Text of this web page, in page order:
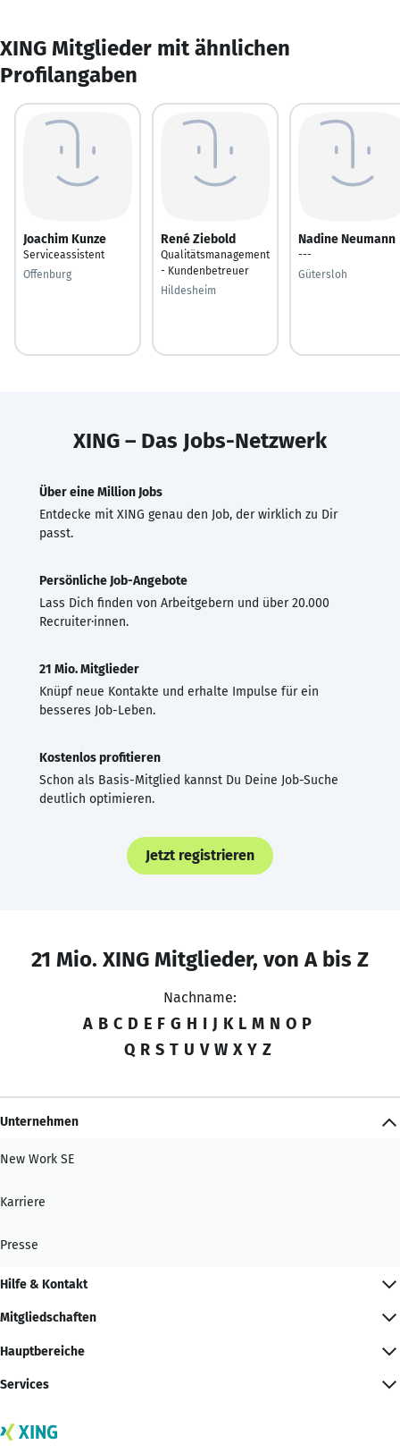
XING Mitglieder mit ähnlichen
Profilangaben
Joachim Kunze
Serviceassistent
Offenburg
René Ziebold
Qualitätsmanagement
- Kundenbetreuer
Hildesheim
Nadine Neumann
---
Gütersloh
XING – Das Jobs-Netzwerk
Über eine Million Jobs
Entdecke mit XING genau den Job, der wirklich zu Dir
passt.
Persönliche Job-Angebote
Lass Dich finden von Arbeitgebern und über 20.000
Recruiter·innen.
21 Mio. Mitglieder
Knüpf neue Kontakte und erhalte Impulse für ein
besseres Job-Leben.
Kostenlos profitieren
Schon als Basis-Mitglied kannst Du Deine Job-Suche
deutlich optimieren.
Jetzt registrieren
21 Mio. XING Mitglieder, von A bis Z
Nachname:
A B C D E F G H I J K L M N O P
Q R S T U V W X Y Z
Unternehmen
New Work SE
Karriere
Presse
Hilfe & Kontakt
Mitgliedschaften
Hauptbereiche
Services